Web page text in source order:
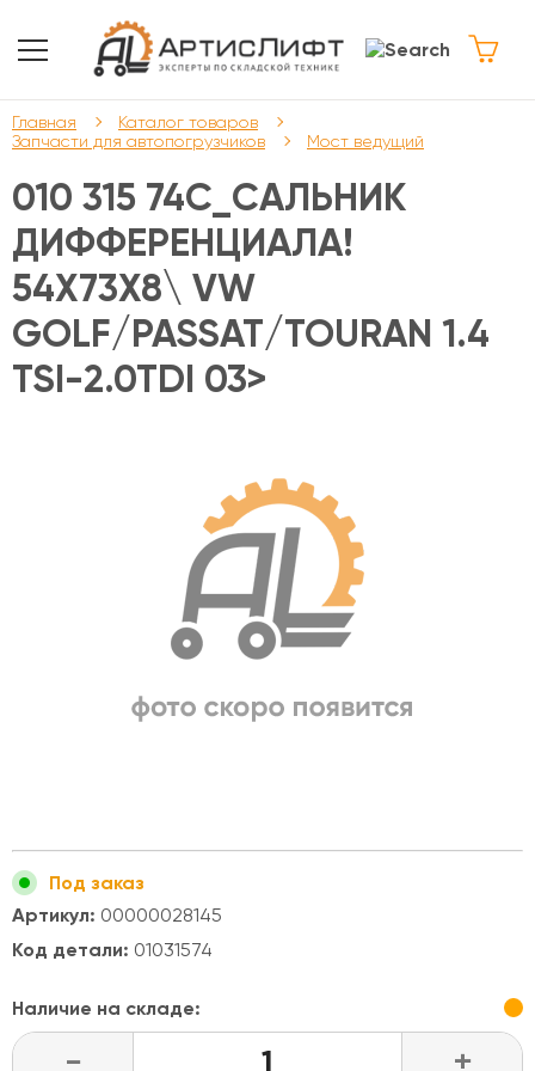
Главная
Каталог товаров
Запчасти для автопогрузчиков
Мост ведущий
010 315 74C_САЛЬНИК
ДИФФЕРЕНЦИАЛА!
54X73X8\ VW
GOLF/PASSAT/TOURAN 1.4
TSI-2.0TDI 03>
Под заказ
Артикул: 00000028145
Код детали: 01031574
Наличие на складе:
- +